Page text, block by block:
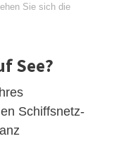
Sie sich die
See?
Schiffsnetz-